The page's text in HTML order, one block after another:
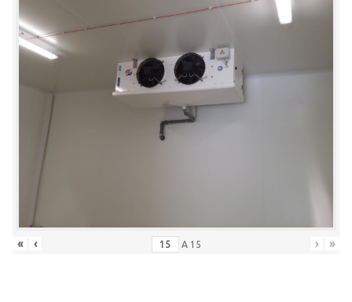
« ‹ A 15 › »